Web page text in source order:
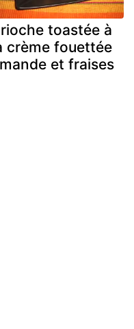
toastée à
crème fouettée
et fraises